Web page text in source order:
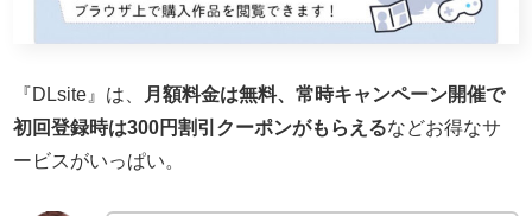
『DLsite』は、
月額料金は無料、常時キャンペーン開催で
初回登録時は300円割引クーポンがもらえるなどお得なサ
ービスがいっぱい。